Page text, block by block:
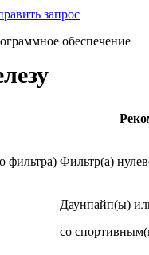
запрос
обеспечение
фильтра) Фильтр(а)
Даунпайп(ы)
со